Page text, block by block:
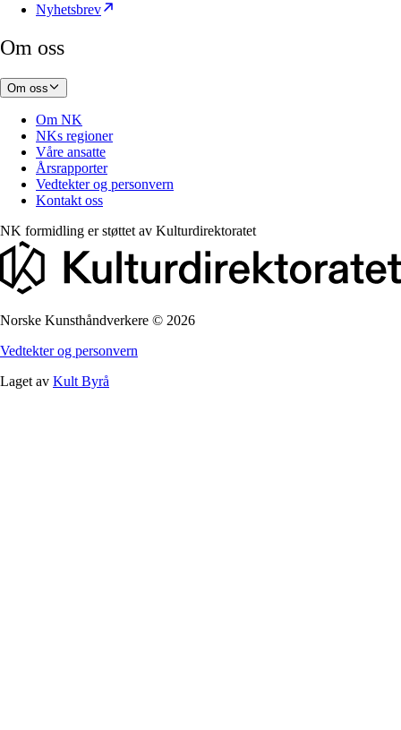
Nyhetsbrev
Om oss
Om oss
Om NK
NKs regioner
Våre ansatte
Årsrapporter
Vedtekter og personvern
Kontakt oss
NK formidling er støttet av Kulturdirektoratet
Norske Kunsthåndverkere © 2026
Vedtekter og personvern
Laget av Kult Byrå